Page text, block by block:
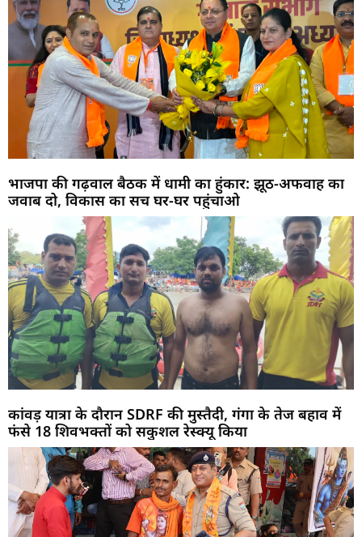
भाजपा की गढ़वाल बैठक में धामी का हुंकार: झूठ-अफवाह का
जवाब दो, विकास का सच घर-घर पहुंचाओ
कांवड़ यात्रा के दौरान SDRF की मुस्तैदी, गंगा के तेज बहाव में
फंसे 18 शिवभक्तों को सकुशल रेस्क्यू किया